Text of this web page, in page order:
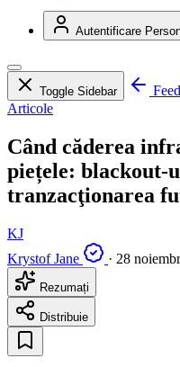
Autentificare
Toggle Sidebar
Feed
Articole
Când căderea
piețele: blackout-
tranzacţionarea
KJ
Krystof Jane
· 28
Rezumați
Distribuie